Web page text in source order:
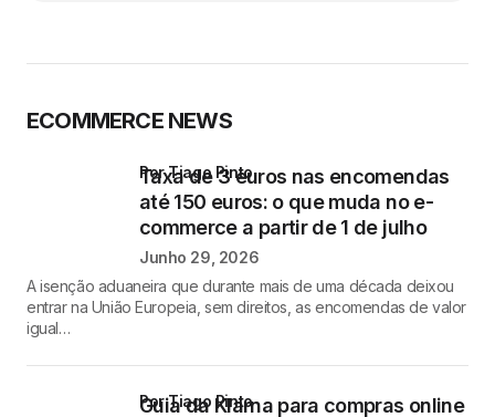
ECOMMERCE NEWS
Taxa de 3 euros nas encomendas
até 150 euros: o que muda no e-
commerce a partir de 1 de julho
por Tiago Pinto
Junho 29, 2026
A isenção aduaneira que durante mais de uma década deixou
entrar na União Europeia, sem direitos, as encomendas de valor
igual…
Guia da Klarna para compras online
por Tiago Pinto